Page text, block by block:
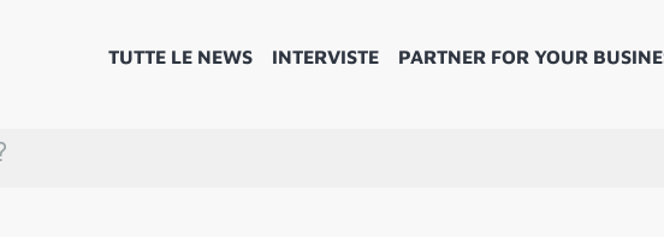
TUTTE LE NEWS INTERVISTE PARTNER FOR YOUR